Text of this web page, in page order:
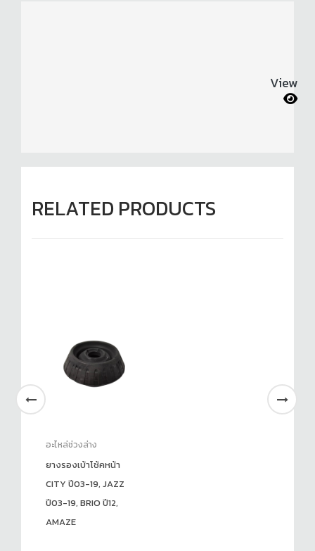
View
RELATED PRODUCTS
อะไหล่ช่วงล่าง
ยางรองเบ้าโช้คหน้า
CITY ปี03-19, JAZZ
ปี03-19, BRIO ปี12,
AMAZE